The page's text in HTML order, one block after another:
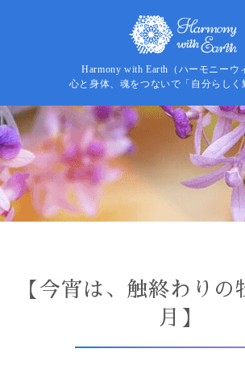
Harmony with Earth（ハーモニーウ
心と身体、魂をつないで「自分らしく
【今宵は、触終わり
月】